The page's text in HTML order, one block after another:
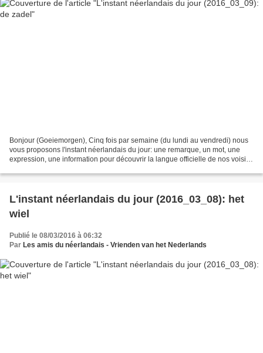
Bonjour (Goeiemorgen), Cinq fois par semaine (du lundi au vendredi) nous
vous proposons l'instant néerlandais du jour: une remarque, un mot, une
expression, une information pour découvrir la langue officielle de nos voisins
L'instant néerlandais du jour (2016_03_08): het
wiel
Publié le 08/03/2016 à 06:32
Par Les amis du néerlandais - Vrienden van het Nederlands